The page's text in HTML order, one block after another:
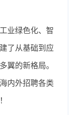
业绿色化、智
了从基础到应
翼的新格局。
内外招聘各类